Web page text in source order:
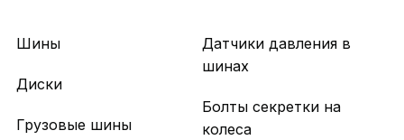
Шины
Диски
Грузовые шины
Датчики давления в
шинах
Болты секретки на
колеса